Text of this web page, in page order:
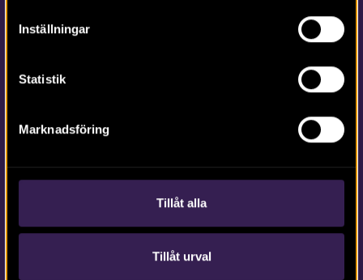
Inställningar
Statistik
Marknadsföring
Tillåt alla
Tillåt urval
Om Intrasis
Om kakor
Hantera kakor